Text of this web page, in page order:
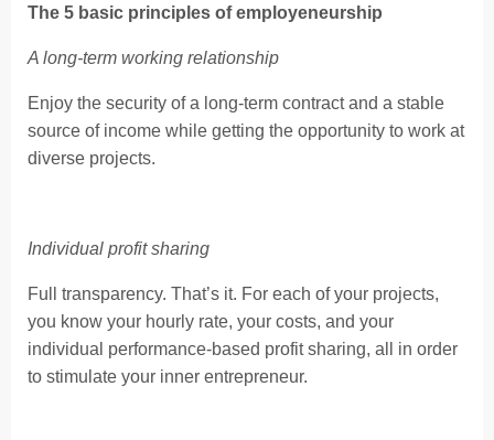
The 5 basic principles of employeneurship
A long-term working relationship
Enjoy the security of a long-term contract and a stable
source of income while getting the opportunity to work at
diverse projects.
Individual profit sharing
Full transparency. That’s it. For each of your projects,
you know your hourly rate, your costs, and your
individual performance-based profit sharing, all in order
to stimulate your inner entrepreneur.